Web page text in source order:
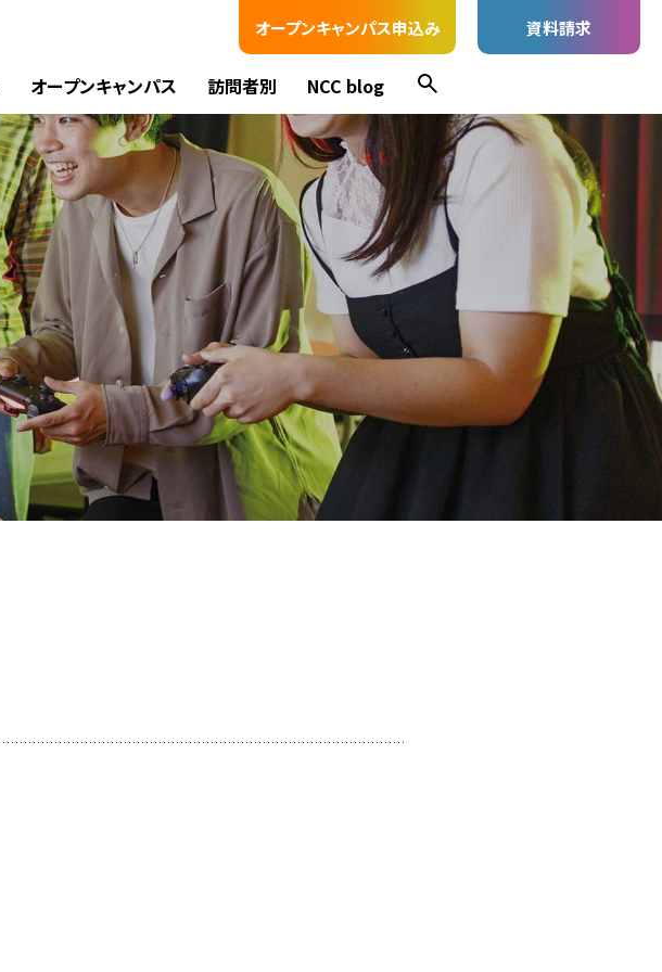
オープンキャンパス申込み 資料請求
オープンキャンパス 訪問者別 NCC blog